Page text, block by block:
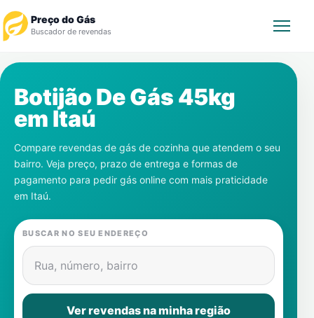
Preço do Gás
Buscador de revendas
Revendedor
Notícias
Cadastre-se
Gás
Contatos
Botijão De Gás 45kg
em Itaú
Compare revendas de gás de cozinha que atendem o seu
bairro. Veja preço, prazo de entrega e formas de
pagamento para pedir gás online com mais praticidade
em Itaú.
BUSCAR NO SEU ENDEREÇO
Rua, número, bairro
Ver revendas na minha região